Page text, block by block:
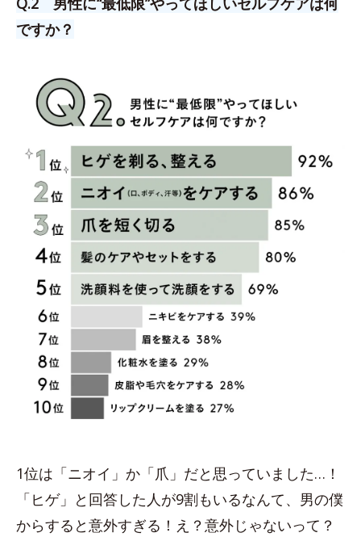
ですか？
1位は「ニオイ」か「爪」だと思っていました…！
「ヒゲ」と回答した人が9割もいるなんて、男の僕
からすると意外すぎる！え？意外じゃないって？